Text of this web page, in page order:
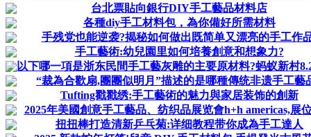
台北票貼向銀行DIY手工藝品材料店
各種diy手工材料包，為你備好所需材料
手残党也能逆袭?揭秘如何做出既简单又漂亮的手工作
手工藝術:幼兒園里如何培養創意和想象力?
以下哪一項是浙东民間手工藝灰雕的主要原材料?蚂蚁新村
“裁為合歡扇,團團似明月”描述的是哪種傳统非遗手工藝
Tufting戳戳绣:手工藝術的魅力與家居装饰的創新
2025年美國創意手工藝品、纺织品展览會h+h americas,展
扭扭棒打造清新乒乓菊:详细教程带你成為手工達人